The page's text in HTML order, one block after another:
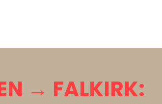
→ FALKIRK: